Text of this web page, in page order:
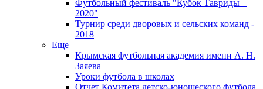
Футбольный фестиваль "Кубок Тавриды –
2020"
Турнир среди дворовых и сельских команд -
2018
Еще
Крымская футбольная академия имени А. Н.
Заяева
Уроки футбола в школах
Отчет Комитета детско-юношеского футбола